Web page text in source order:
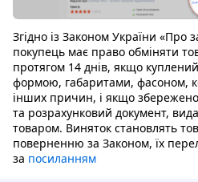
Згідно із Законом України «Про
покупець має право обміняти
протягом 14 днів, якщо
формою, габаритами, фасоном,
інших причин, і якщо
та розрахунковий документ,
товаром. Виняток становлять
поверненню за Законом, їх
за посиланням